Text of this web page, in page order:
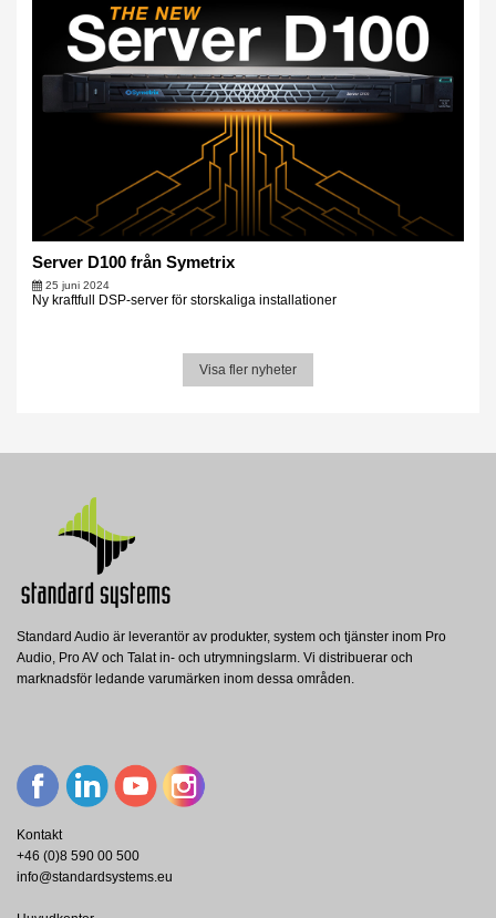
Server D100 från Symetrix
25 juni 2024
Ny kraftfull DSP-server för storskaliga installationer
Visa fler nyheter
Standard Audio är leverantör av produkter, system och tjänster inom Pro
Audio, Pro AV och Talat in- och utrymningslarm. Vi distribuerar och
marknadsför ledande varumärken inom dessa områden.
Kontakt
+46 (0)8 590 00 500
info@standardsystems.eu